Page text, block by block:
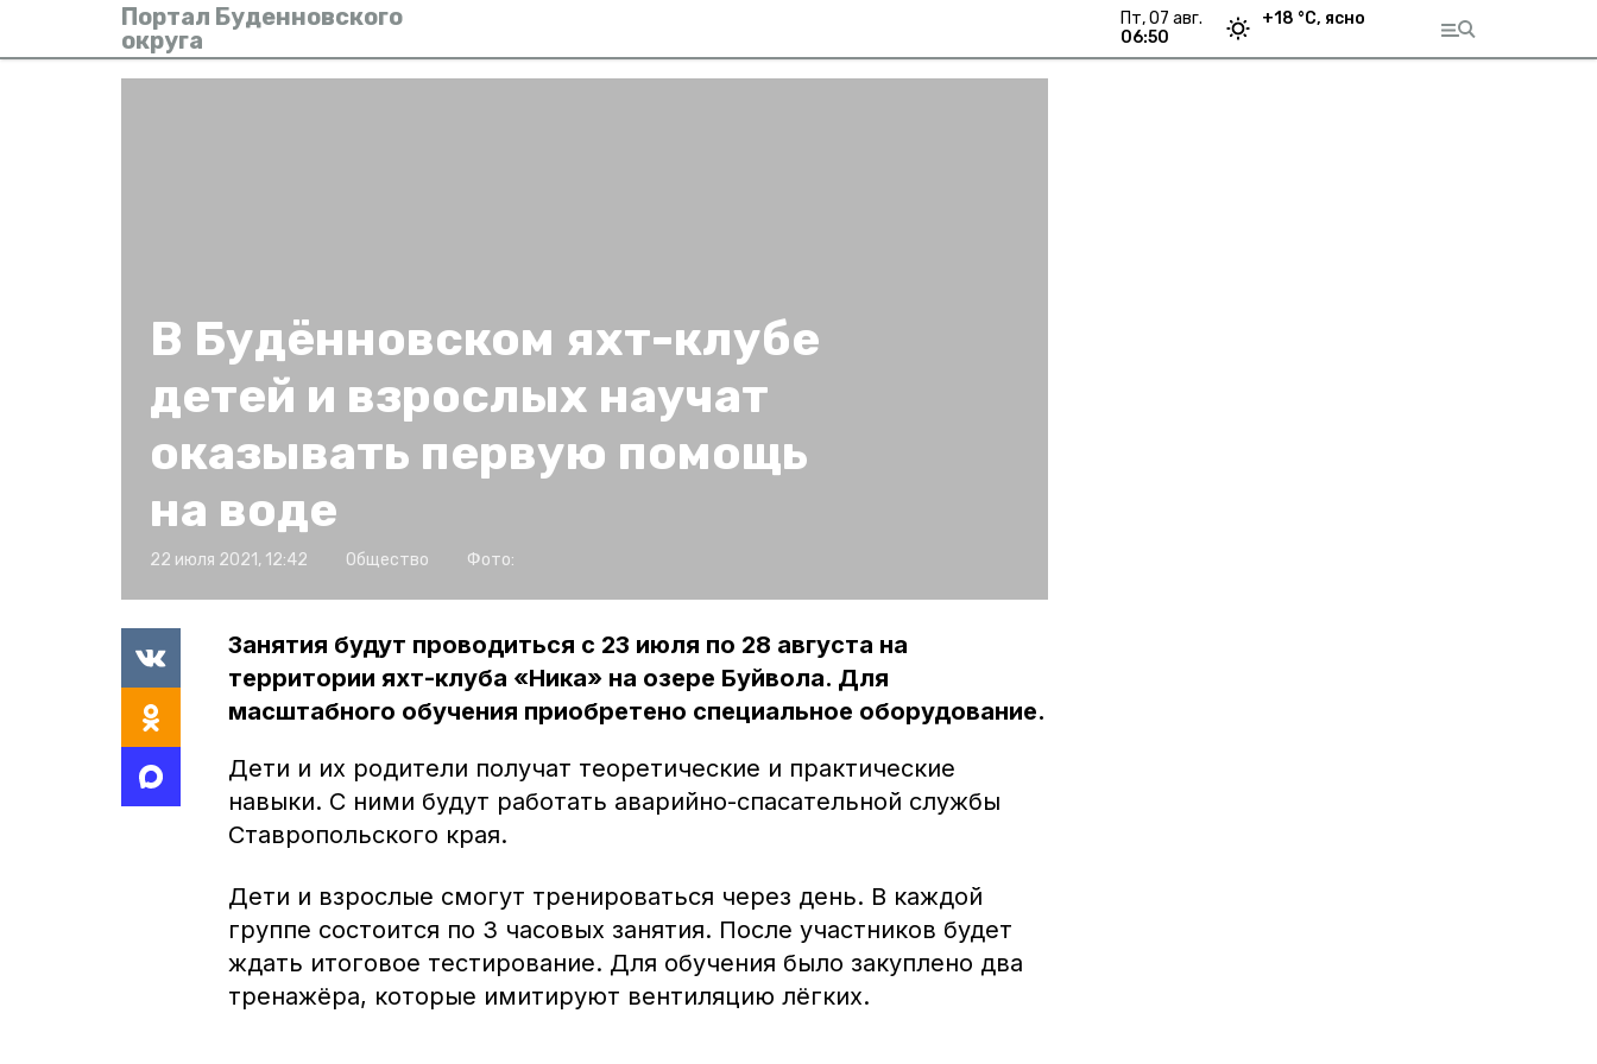
Портал Буденновского
округа
пт, 07 авг.
06:50
+18 °С, ясно
В Будённовском яхт-клубе
детей и взрослых научат
оказывать первую помощь
на воде
22 июля 2021, 12:42 Общество Фото:
Занятия будут проводиться с 23 июля по 28 августа на
территории яхт-клуба «Ника» на озере Буйвола. Для
масштабного обучения приобретено специальное оборудование.
Дети и их родители получат теоретические и практические
навыки. С ними будут работать аварийно-спасательной службы
Ставропольского края.
Дети и взрослые смогут тренироваться через день. В каждой
группе состоится по 3 часовых занятия. После участников будет
ждать итоговое тестирование. Для обучения было закуплено два
тренажёра, которые имитируют вентиляцию лёгких.